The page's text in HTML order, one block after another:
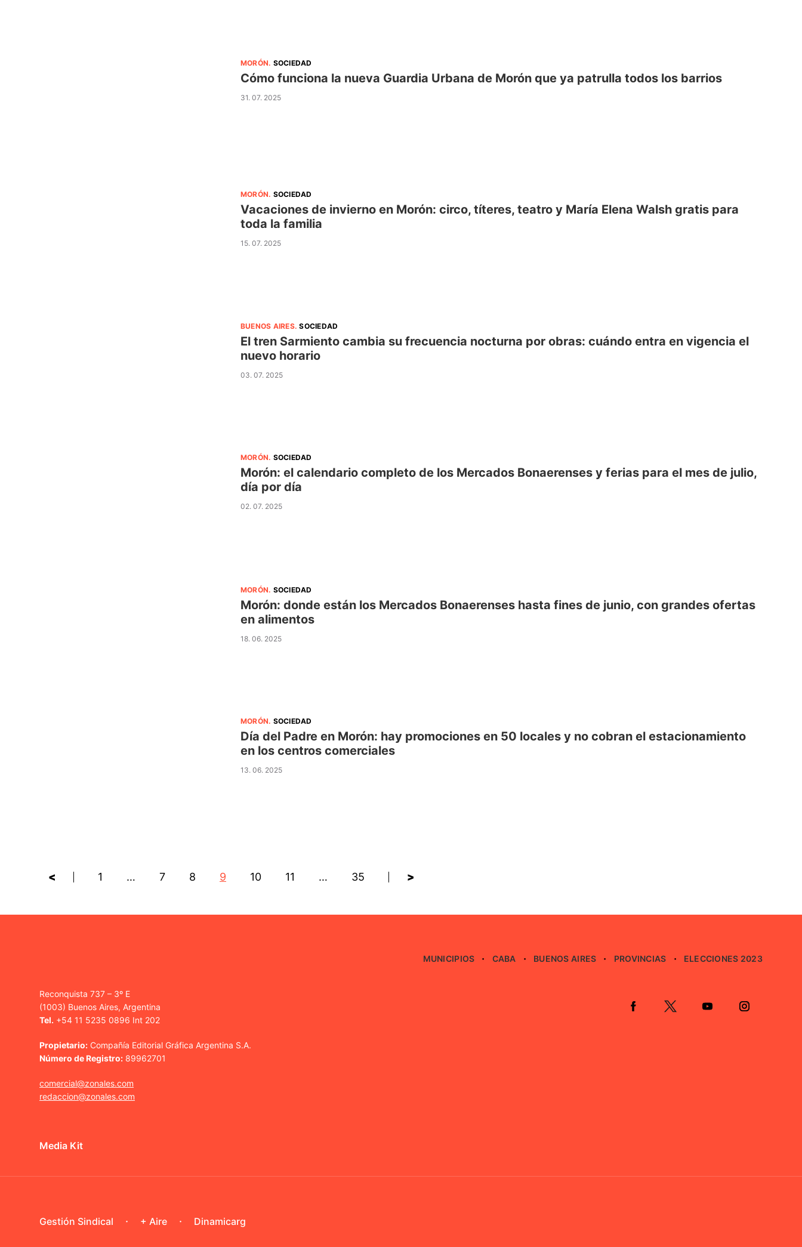
MORÓN. SOCIEDAD
Cómo funciona la nueva Guardia Urbana de Morón que ya patrulla todos los barrios
31. 07. 2025
MORÓN. SOCIEDAD
Vacaciones de invierno en Morón: circo, títeres, teatro y María Elena Walsh gratis para
toda la familia
15. 07. 2025
BUENOS AIRES.SOCIEDAD
El tren Sarmiento cambia su frecuencia nocturna por obras: cuándo entra en vigencia el
nuevo horario
03. 07. 2025
MORÓN. SOCIEDAD
Morón: el calendario completo de los Mercados Bonaerenses y ferias para el mes de julio,
día por día
02. 07. 2025
MORÓN. SOCIEDAD
Morón: donde están los Mercados Bonaerenses hasta fines de junio, con grandes ofertas
en alimentos
18. 06. 2025
MORÓN. SOCIEDAD
Día del Padre en Morón: hay promociones en 50 locales y no cobran el estacionamiento
en los centros comerciales
13. 06. 2025
< 1 … 7 8 9 10 11 … 35 >
MUNICIPIOS CABA BUENOS AIRES PROVINCIAS ELECCIONES 2023
Reconquista 737 – 3º E
(1003) Buenos Aires, Argentina
Tel. +54 11 5235 0896 Int 202
Propietario: Compañía Editorial Gráfica Argentina S.A.
Número de Registro: 89962701
comercial@zonales.com
redaccion@zonales.com
Media Kit
Gestión Sindical + Aire Dinamicarg